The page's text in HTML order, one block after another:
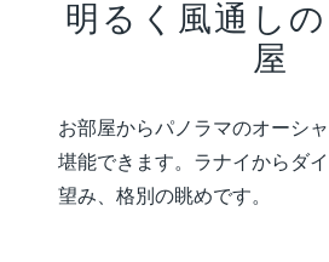
明るく風通し
屋
お部屋からパノラマのオーシ
堪能できます。ラナイからダ
望み、格別の眺めです。